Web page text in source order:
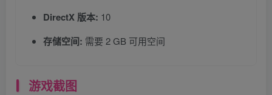
DirectX 版本: 10
存储空间: 需要 2 GB 可用空间
游戏截图